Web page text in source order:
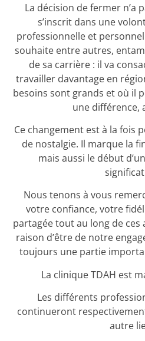
La décision de fermer n’a
s’inscrit dans une
professionnelle et
souhaite entre autres,
de sa carrière : il va
travailler davantage en
besoins sont grands et où il
une différence,
Ce changement est à la fois
de nostalgie. Il marque la
mais aussi le début
Nous tenons à vous
votre confiance, votre
partagée tout au long de ces
raison d’être de notre
toujours une partie
La clinique TDAH est
Les différents
continueront
autre